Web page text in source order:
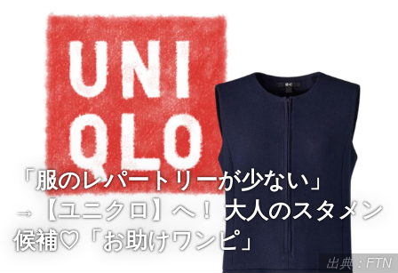
出典：FTN
「服のレパートリーが少ない」
→【ユニクロ】へ！ 大人のスタメン
候補♡「お助けワンピ」